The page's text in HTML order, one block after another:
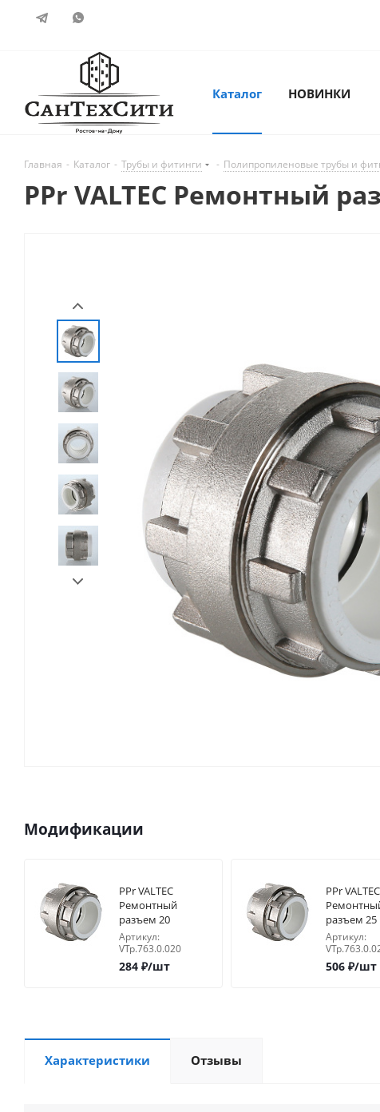
Каталог НОВИНКИ
Главная - Каталог - Трубы и фитинги - Полипропиленовые трубы и
PPr VALTEC Ремонтный
Модификации
PPr VALTEC
Ремонтный
разъем 20
Артикул:
VTp.763.0.020
284 ₽/шт
PPr VALTEC
разъем 25
Артикул:
506₽/шт
Характеристики Отзывы